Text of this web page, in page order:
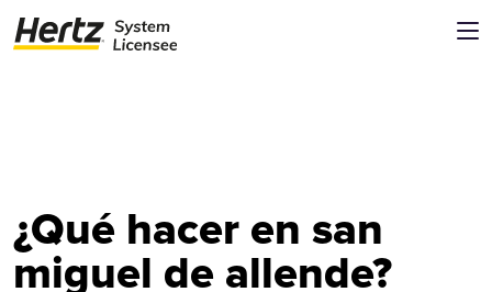
¿Qué hacer en san
miguel de allende?